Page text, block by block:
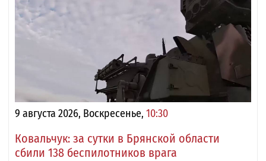
9 августа 2026, Воскресенье, 10:30
Ковальчук: за сутки в Брянской области
сбили 138 беспилотников врага